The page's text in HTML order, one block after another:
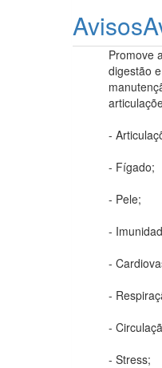
Avisos
Promove
digestão
-
- Fígado;
- Pele;
-
-
-
-
- Stress;